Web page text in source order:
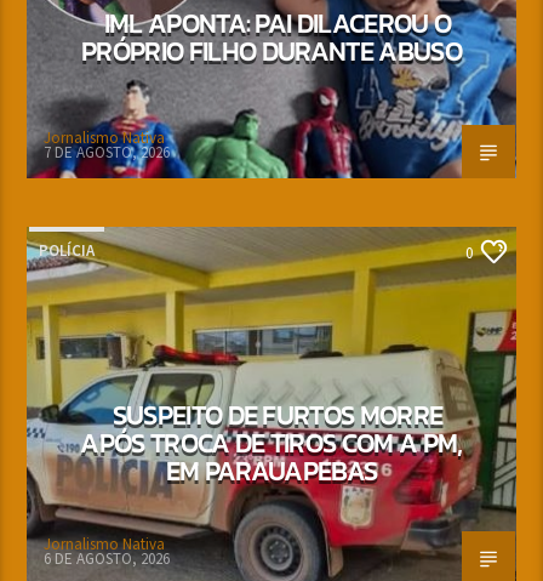
IML APONTA: PAI DILACEROU O
PRÓPRIO FILHO DURANTE ABUSO
Jornalismo Nativa
7 DE AGOSTO, 2026
POLÍCIA 0
SUSPEITO DE FURTOS MORRE
APÓS TROCA DE TIROS COM A PM,
EM PARAUAPEBAS
Jornalismo Nativa
6 DE AGOSTO, 2026